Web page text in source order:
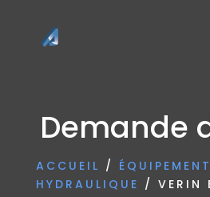
Demande
ACCUEIL /
HYDRAULIQUE / VERIN